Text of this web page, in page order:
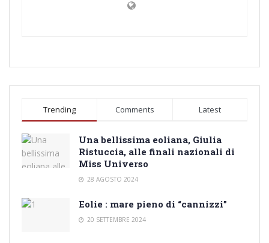
Trending Comments Latest
Una bellissima eoliana, Giulia
Ristuccia, alle finali nazionali di
Miss Universo
28 AGOSTO 2024
Eolie : mare pieno di “cannizzi”
20 SETTEMBRE 2024